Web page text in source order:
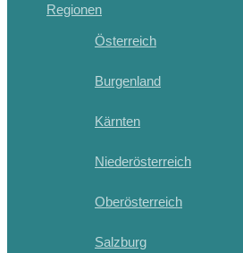
Regionen
Österreich
Burgenland
Kärnten
Niederösterreich
Oberösterreich
Salzburg